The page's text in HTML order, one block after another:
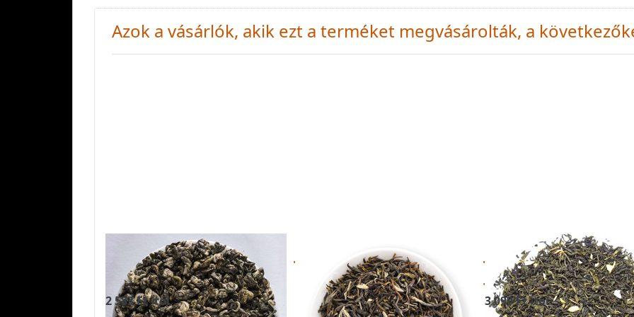
Azok a vásárlók, akik ezt a terméket megvásárolták, a
GUANGXI GREEN
SNAIL - zöld tea
2 583 Ft -tól
JÁZMIN SUPERIOR
CHUN HAO - zöld
tea
JÁZMIN - zöld tea
jázminvirágokkal
3 090 Ft -tól